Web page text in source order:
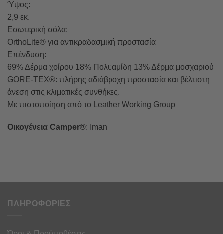
Ύψος:
2,9 εκ.
Εσωτερική σόλα:
OrthoLite® για αντικραδασμική προστασία
Επένδυση:
69% Δέρμα χοίρου 18% Πολυαμίδη 13% Δέρμα μοσχαριού
GORE-TEX®: πλήρης αδιάβροχη προστασία και βέλτιστη
άνεση στις κλιματικές συνθήκες.
Με πιστοποίηση από το Leather Working Group
Οικογένεια Camper®: Iman
ΠΛΗΡΟΦΟΡΙΕΣ